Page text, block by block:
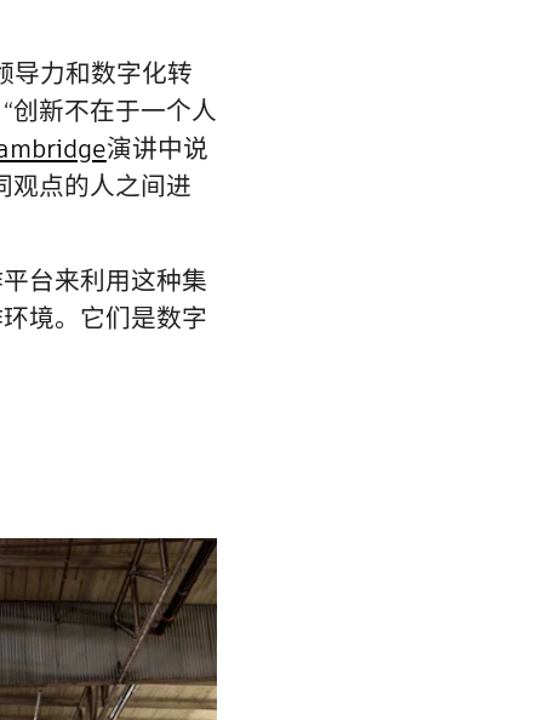
导力和数字化转
创新不在于一个人
演讲中说
观点的人之间进
台来利用这种集
境。它们是数字